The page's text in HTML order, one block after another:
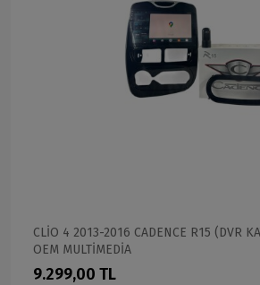
CLİO 4 2013-2016 CADENCE R15 (DVR
OEM MULTİMEDİA
9.299,00 TL